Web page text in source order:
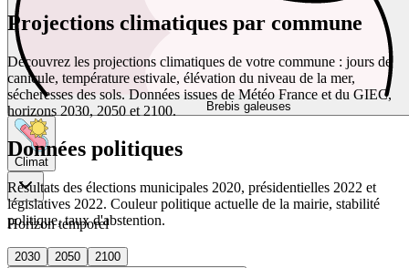
Brebis galeuses
Climat
Horizon temporel
2030 2050
2100
Projections climatiques par commune
Découvrez les projections climatiques de votre commune : jours de
canicule, température estivale, élévation du niveau de la mer,
sécheresses des sols. Données issues de Météo France et du GIEC,
horizons 2030, 2050 et 2100.
Données politiques
Résultats des élections municipales 2020, présidentielles 2022 et
législatives 2022. Couleur politique actuelle de la mairie, stabilité
politique, taux d'abstention.